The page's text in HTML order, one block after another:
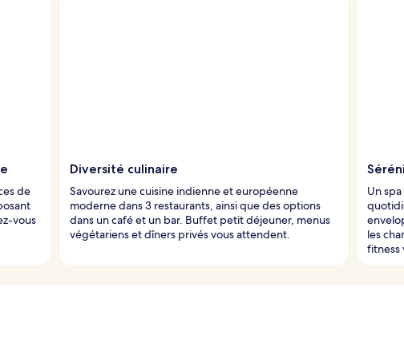
de
vous
Diversité culinaire
Savourez une cuisine indienne et européenne
moderne dans 3 restaurants, ainsi que des options
dans un café et un bar. Buffet petit déjeuner, menus
végétariens et dîners privés vous attendent.
Un
les
fitness